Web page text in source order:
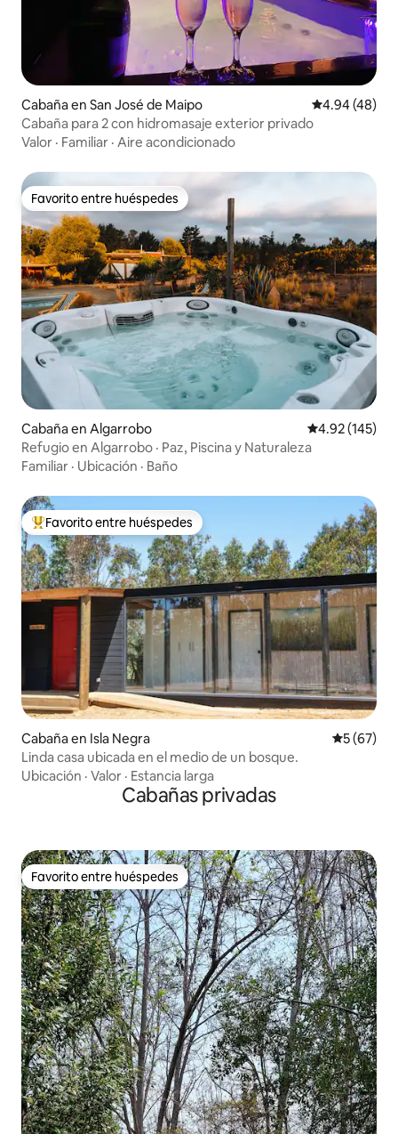
Cabaña en San José de Maipo Calificación
4.94 (48)
Cabaña para 2 con hidromasaje exterior privado
Valor · Familiar · Aire acondicionado
Favorito entre huéspedes
Favorito entre huéspedes
Cabaña en Algarrobo Calificación
4.92 (145)
Refugio en Algarrobo · Paz, Piscina y Naturaleza
Familiar · Ubicación · Baño
De los mejores en Favorito entre huéspedes
Favorito entre huéspedes
Cabaña en Isla Negra
5 (67)
Linda casa ubicada en el medio de un bosque.
Ubicación · Valor · Estancia larga
Cabañas privadas
Favorito entre huéspedes
Favorito entre huéspedes